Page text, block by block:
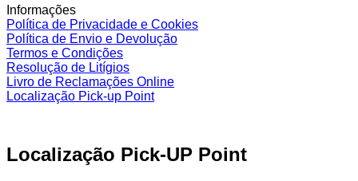
Informações
Política de Privacidade e Cookies
Política de Envio e Devolução
Termos e Condições
Resolução de Litígios
Livro de Reclamações Online
Localização Pick-up Point
Localização Pick-UP Point